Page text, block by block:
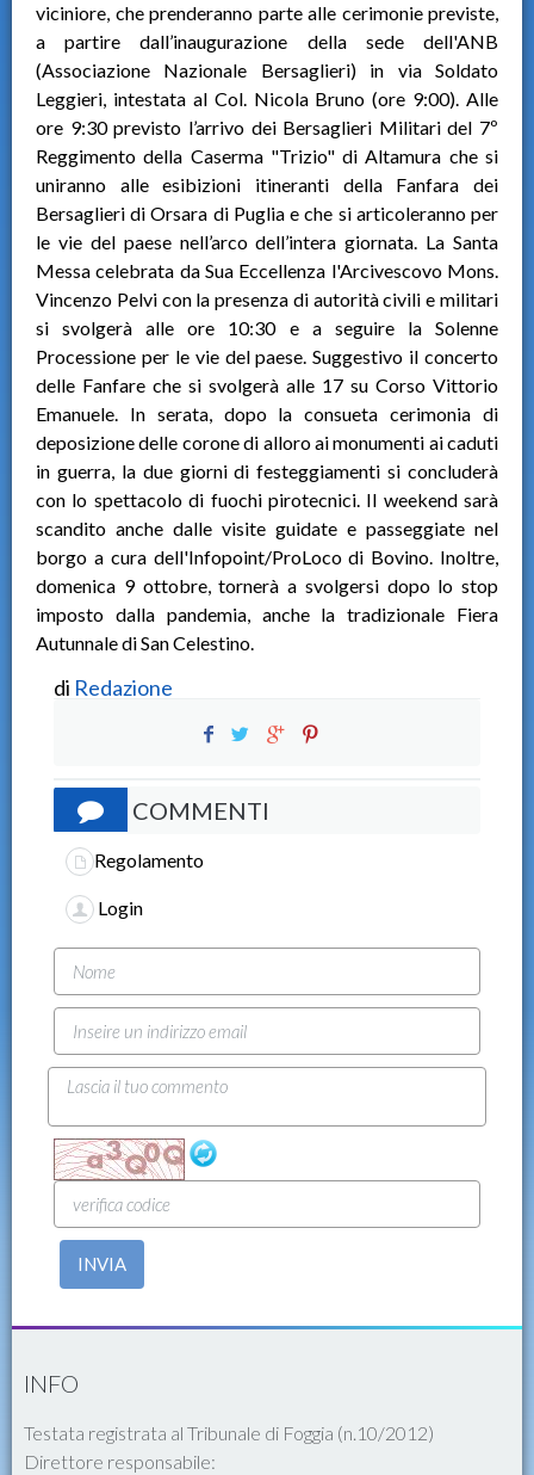
viciniore, che prenderanno parte alle cerimonie previste,
a partire dall’inaugurazione della sede dell'ANB
(Associazione Nazionale Bersaglieri) in via Soldato
Leggieri, intestata al Col. Nicola Bruno (ore 9:00). Alle
ore 9:30 previsto l’arrivo dei Bersaglieri Militari del 7º
Reggimento della Caserma "Trizio" di Altamura che si
uniranno alle esibizioni itineranti della Fanfara dei
Bersaglieri di Orsara di Puglia e che si articoleranno per
le vie del paese nell’arco dell’intera giornata. La Santa
Messa celebrata da Sua Eccellenza l'Arcivescovo Mons.
Vincenzo Pelvi con la presenza di autorità civili e militari
si svolgerà alle ore 10:30 e a seguire la Solenne
Processione per le vie del paese. Suggestivo il concerto
delle Fanfare che si svolgerà alle 17 su Corso Vittorio
Emanuele. In serata, dopo la consueta cerimonia di
deposizione delle corone di alloro ai monumenti ai caduti
in guerra, la due giorni di festeggiamenti si concluderà
con lo spettacolo di fuochi pirotecnici. Il weekend sarà
scandito anche dalle visite guidate e passeggiate nel
borgo a cura dell'Infopoint/ProLoco di Bovino. Inoltre,
domenica 9 ottobre, tornerà a svolgersi dopo lo stop
imposto dalla pandemia, anche la tradizionale Fiera
Autunnale di San Celestino.
di Redazione
COMMENTI
Regolamento
Login
INVIA
INFO
Testata registrata al Tribunale di Foggia (n.10/2012)
Direttore responsabile: